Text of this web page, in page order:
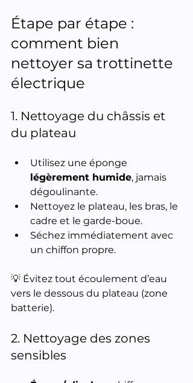
Étape par étape :
comment bien
nettoyer sa trottinette
électrique
1. Nettoyage du châssis et
du plateau
Utilisez une éponge
légèrement humide, jamais
dégoulinante.
Nettoyez le plateau, les bras, le
cadre et le garde-boue.
Séchez immédiatement avec
un chiffon propre.
💡 Évitez tout écoulement d’eau
vers le dessous du plateau (zone
batterie).
2. Nettoyage des zones
sensibles